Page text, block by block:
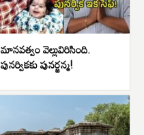
మానవత్వం వెల్లువిరిసింది.
పునర్వికకు పునర్జన్మ!